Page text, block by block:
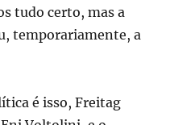
tudo certo, mas a
temporariamente, a
é isso, Freitag